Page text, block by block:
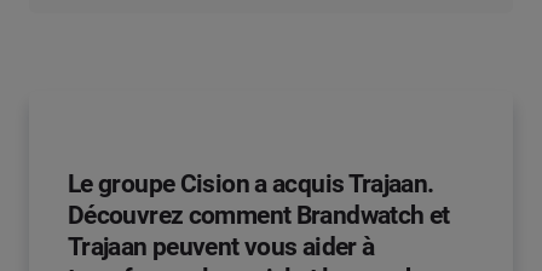
Le groupe Cision a acquis Trajaan.
Découvrez comment Brandwatch et
Trajaan peuvent vous aider à